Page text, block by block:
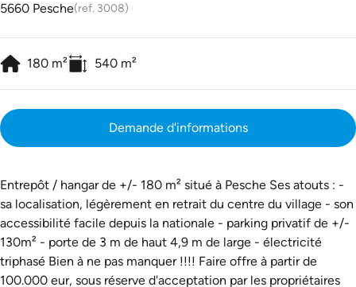
5660 Pesche(ref. 3008)
180 m² 540 m²
Demande d'informations
Entrepôt / hangar de +/- 180 m² situé à Pesche Ses atouts : -
sa localisation, légèrement en retrait du centre du village - son
accessibilité facile depuis la nationale - parking privatif de +/-
130m² - porte de 3 m de haut 4,9 m de large - électricité
triphasé Bien à ne pas manquer !!!! Faire offre à partir de
100.000 eur, sous réserve d'acceptation par les propriétaires